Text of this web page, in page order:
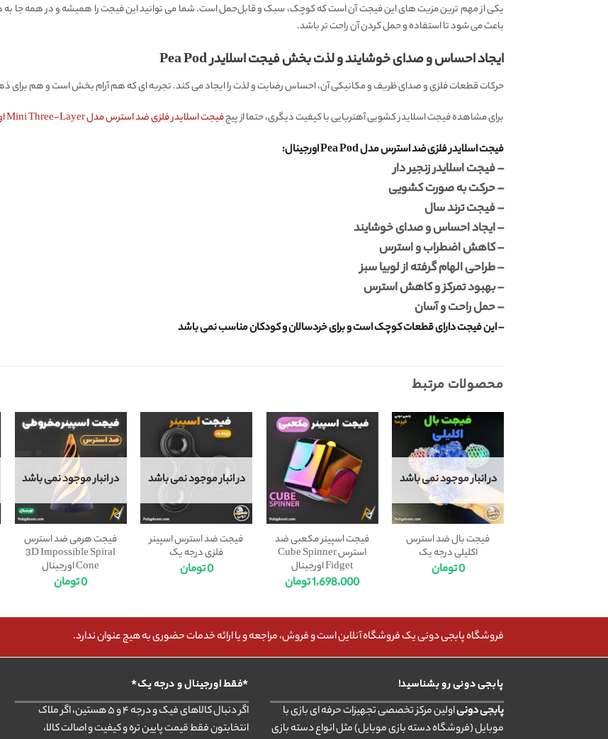
یکی از مهم ترین مزیت های این فیجت آن است که کوچک، سبک و قابل‌حمل است. شما می‌ توانید این فیجت را همیشه و در همه‌ جا به
باعث می شود تا استفاده و حمل کردن آن راحت تر باشد.
ایجاد احساس و صدای خوشایند و لذت بخش فیجت اسلایدر Pea Pod
حرکات قطعات فلزی و صدای ظریف و مکانیکی آن، احساس رضایت و لذت را ایجاد می‌ کند. تجربه‌ ای که هم آرام‌ بخش است و هم برای
برای مشاهده فیجت اسلایدر کشویی آهنربایی با کیفیت دیگری،‌ حتما از پیجفیجت اسلایدر فلزی ضد استرس مدل Mini Three-Layer اورجینال
فیجت اسلایدر فلزی ضد استرس مدل Pea Pod اورجینال:
– فیجت اسلایدر زنجیر دار
– حرکت به صورت کشویی
– فیجت ترند سال
– ایجاد احساس و صدای خوشایند
– کاهش اضطراب و استرس
– طراحی الهام گرفته از لوبیا سبز
– بهبود تمرکز و کاهش استرس
– حمل راحت و آسان
– این فیجت دارای قطعات کوچک است و برای خردسالان و کودکان مناسب نمی باشد
محصولات مرتبط
در انبار موجود نمی باشد
فیجت بال ضد استرس
اکلیلی درجه یک
0تومان
فیجت اسپینر مکعبی ضد
استرس Cube Spinner
Fidget اورجینال
1,698,000تومان
در انبار موجود نمی باشد
فیجت ضد استرس اسپینر
فلزی درجه یک
0تومان
در انبار موجود نمی باشد
فیجت هرمی ضد استرس
3D Impossible Spiral
Cone اورجینال
0تومان
فروشگاه پابجی دونی یک فروشگاه آنلاین است و فروش، مراجعه و یا ارائه خدمات حضوری به هیچ عنوان ندارد.
پابجی دونی رو بشناسید!
پابجی دونیاولین مرکز تخصصی تجهیزات حرفه ای بازی با
موبایل (فروشگاه دسته بازی موبایل) مثل انواع دسته بازی
*فقط اورجینال و درجه یک*
اگر دنبال کالاهای فیک و درجه ۴ و ۵ هستین، اگر ملاک
انتخابتون فقط قیمت پایین تره و کیفیت و اصالت کالا،